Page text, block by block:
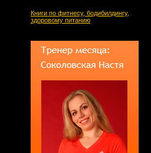
Книги по фитнесу, бодибилдингу,
здоровому питанию